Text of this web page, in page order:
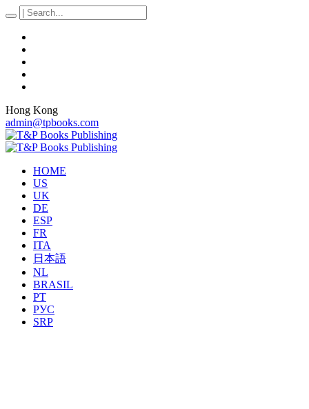
Hong Kong
admin@tpbooks.com
HOME
US
UK
DE
ESP
FR
ITA
日本語
NL
BRASIL
PT
РУС
SRP